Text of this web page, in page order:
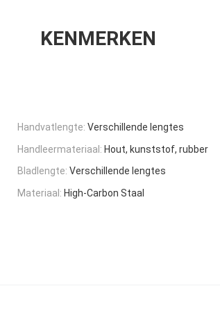
KENMERKEN
Handvatlengte: Verschillende lengtes
Handleermateriaal: Hout, kunststof, rubber
Bladlengte: Verschillende lengtes
Materiaal: High-Carbon Staal